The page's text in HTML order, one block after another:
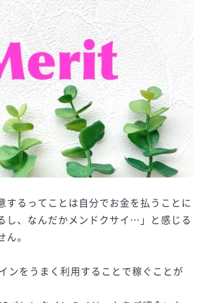
するってことは自分でお金を払うことに
し、なんだかメンドクサイ…」と感じる
ん。
ンをうまく利用することで稼ぐことが